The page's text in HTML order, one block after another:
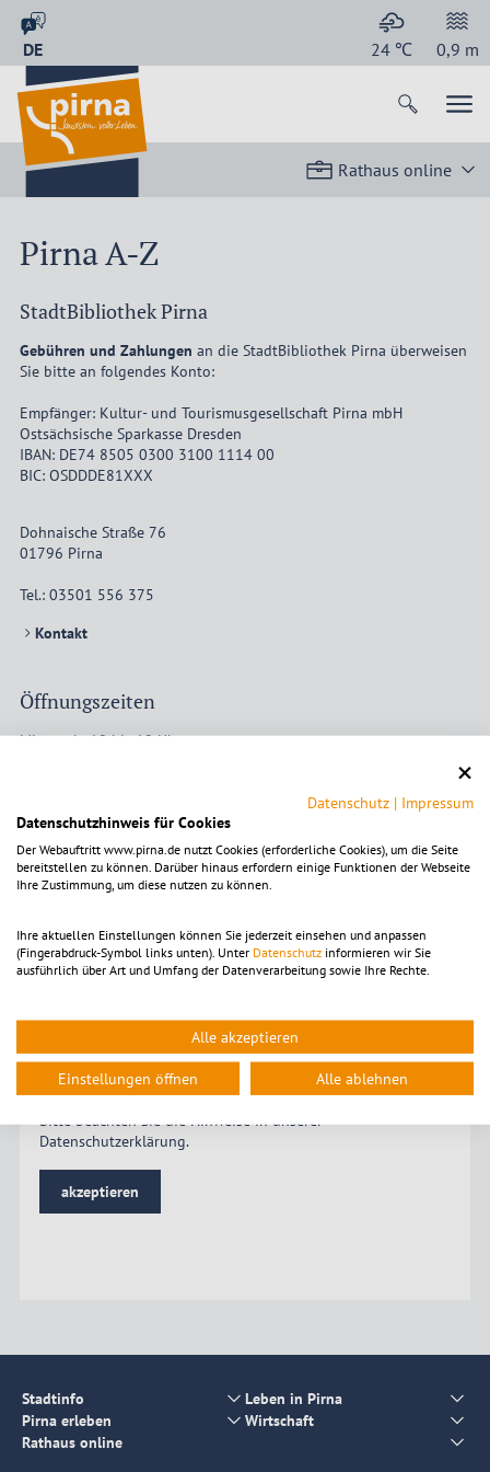
DE 24 ℃ 0,9 m
Rathaus online
Pirna A-Z
StadtBibliothek Pirna
Gebühren und Zahlungen an die StadtBibliothek Pirna überweisen
Sie bitte an folgendes Konto:
Empfänger: Kultur- und Tourismusgesellschaft Pirna mbH
Ostsächsische Sparkasse Dresden
IBAN: DE74 8505 0300 3100 1114 00
BIC: OSDDDE81XXX
Dohnaische Straße 76
01796 Pirna
Tel.: 03501 556 375
Kontakt
Öffnungszeiten
Mittwoch: 10 bis 19 Uhr
montags und dienstags nach Vereinbarung (Klassen, Gruppen)
OpenStreetMapaktiviertwerden.
Die Einstellungen sind alternativ in der Kategorie
"Funktional" zu finden.
Mit dem Klick auf diesen Hinweistext akzeptieren Sie Cookies
Nach Aktivierung der Karte werden Daten von Open Street
Map Foundation erhoben und gegebenenfalls übertragen.
Bitte beachten Sie die Hinweise in unserer
Datenschutzerklärung.
akzeptieren
Stadtinfo
Leben in Pirna
Pirna erleben
Wirtschaft
Rathaus online
Datenschutz | Impressum
Datenschutzhinweis für Cookies
Der Webauftritt www.pirna.de nutzt Cookies (erforderliche Cookies), um die Seite
bereitstellen zu können. Darüber hinaus erfordern einige Funktionen der Webseite
Ihre Zustimmung, um diese nutzen zu können.
Ihre aktuellen Einstellungen können Sie jederzeit einsehen und anpassen
(Fingerabdruck-Symbol links unten). Unter Datenschutz informieren wir Sie
ausführlich über Art und Umfang der Datenverarbeitung sowie Ihre Rechte.
Alle akzeptieren
Einstellungen öffnen Alle ablehnen